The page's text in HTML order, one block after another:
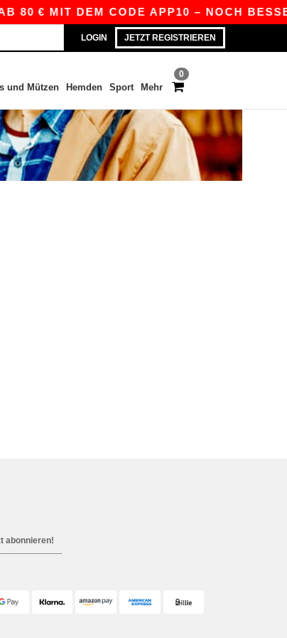
80 € MIT DEM CODE APP10 – NOCH
LOGIN JETZT REGISTRIEREN
0
und Mützen Hemden Sport Mehr
abonnieren!